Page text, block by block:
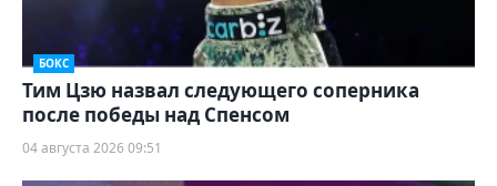
БОКС
Тим Цзю назвал следующего соперника
после победы над Спенсом
04 августа 2026 09:51